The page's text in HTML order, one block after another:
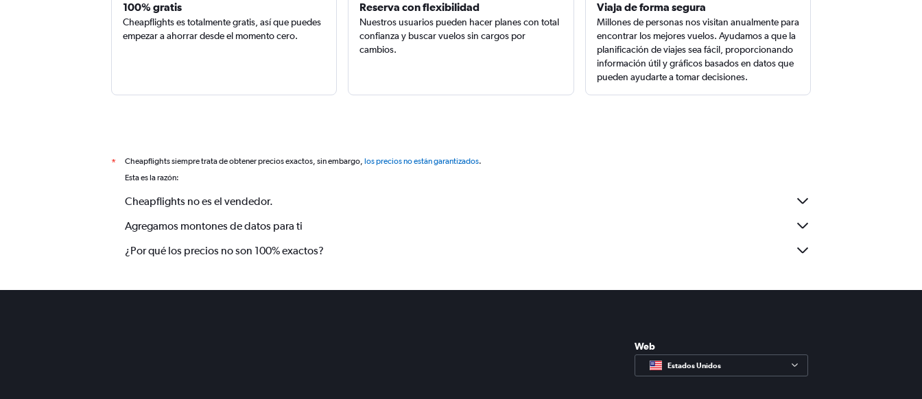
100% gratis
Cheapflights es totalmente gratis, así que puedes
empezar a ahorrar desde el momento cero.
Reserva con flexibilidad
Nuestros usuarios pueden hacer planes con total
confianza y buscar vuelos sin cargos por
cambios.
Viaja de forma segura
Millones de personas nos visitan anualmente para
encontrar los mejores vuelos. Ayudamos a que la
planificación de viajes sea fácil, proporcionando
información útil y gráficos basados en datos que
pueden ayudarte a tomar decisiones.
* Cheapflights siempre trata de obtener precios exactos, sin embargo, los precios no están garantizados.
Esta es la razón:
Cheapflights no es el vendedor.
Agregamos montones de datos para ti
¿Por qué los precios no son 100% exactos?
Web
Estados Unidos